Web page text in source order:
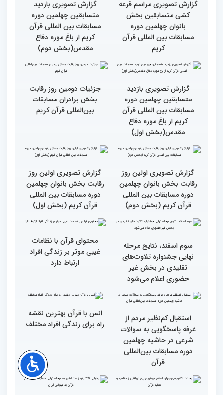
چهلمین دوره مسابقات
بین‌المللی قرآن کریم(بخش
دوم)
چهلمین دوره مسابقات
بین‌المللی قرآن کریم(بخش
اول)
گزارش تصویری مراسم قرعه
بانوان چهلمین دوره
مسابقات بین المللی قرآن
کریم
گزارش تصویری بازدید
مسابقات بین المللی قرآن
کریم از باغ موزه دفاع
مقدس(بخش دوم)
گزارش تصویری بازدید
مسابقات بین المللی قرآن
کریم از باغ موزه دفاع
مقدس(بخش اول)
جزئیات دومین روز رقابت
بین‌المللی قرآن کریم
رقابت بخش بانوان چهلمین
دوره مسابقات بین المللی
قرآن کریم (بخش دوم)
گزارش تصویری اولین روز
رقابت بخش بانوان چهلمین
دوره مسابقات بین المللی
قرآن کریم (بخش اول)
نهایی جشنواره تلاوت‌های
تقلیدی در بخش غیر
حضوری اعلام می‌شود
غیبی موثر بر زندگی افراد
ارتباط دارد
استقبال کم‌نظیر مردم از
انس با قرآن بهترین نقشه
راه برای زندگی افراد مختلف